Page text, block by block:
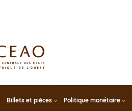
Billets et pièces Politique monétaire